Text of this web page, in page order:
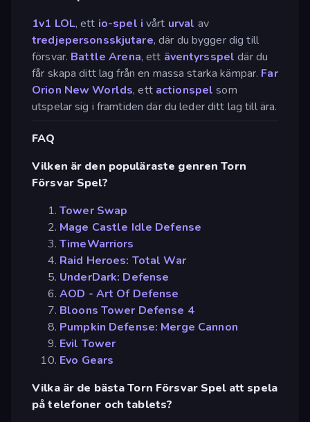
1v1 LOL, ett io-spel i vårt urval av
tredjepersonsskjutare, där du bygger dig till
försvar. Battle Arena, ett äventyrsspel där du
får skapa ditt lag från en massa starka kämpar. Far
Orion New Worlds, ett actionspel som
utspelar sig i framtiden där du leder ditt lag till ära.
FAQ
Vilken är den populäraste genren Torn
Försvar Spel?
Tower Swap
Mage Castle Idle Defense
TimeWarriors
Raid Heroes: Total War
UnderDark: Defense
AOD - Art Of Defense
Bloons Tower Defense 4
Pumpkin Defense: Merge Cannon
Evil Tower
Evo Gears
Vilka är de bästa Torn Försvar Spel att spela
på telefoner och tablets?